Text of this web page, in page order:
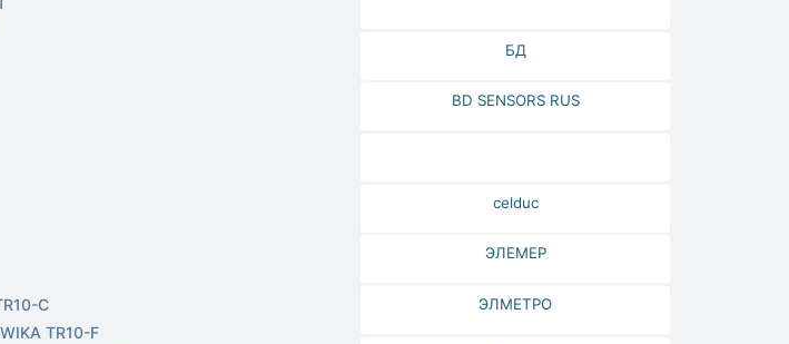
C
WIKA TR10-F
БД
BD SENSORS RUS
celduc
ЭЛЕМЕР
ЭЛМЕТРО